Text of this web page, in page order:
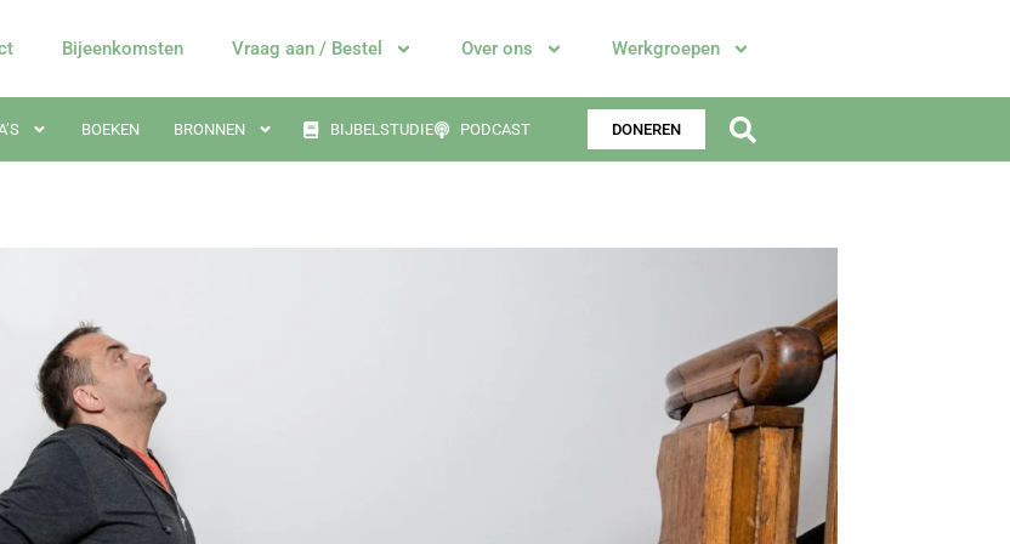
Bijeenkomsten Vraag aan / Bestel Over ons Werkgroepen
BOEKEN BRONNEN BIJBELSTUDIE PODCAST DONEREN